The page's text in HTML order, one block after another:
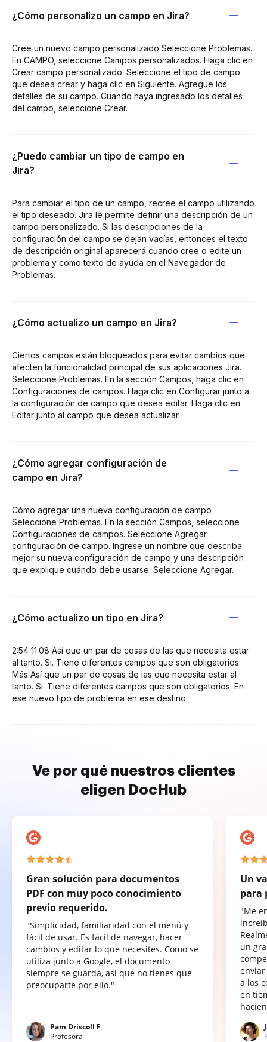
¿Cómo personalizo un campo en Jira?
Cree un nuevo campo personalizado Seleccione Problemas.
En CAMPO, seleccione Campos personalizados. Haga clic en
Crear campo personalizado. Seleccione el tipo de campo
que desea crear y haga clic en Siguiente. Agregue los
detalles de su campo. Cuando haya ingresado los detalles
del campo, seleccione Crear.
¿Puedo cambiar un tipo de campo en
Jira?
Para cambiar el tipo de un campo, recree el campo utilizando
el tipo deseado. Jira le permite definir una descripción de un
campo personalizado. Si las descripciones de la
configuración del campo se dejan vacías, entonces el texto
de descripción original aparecerá cuando cree o edite un
problema y como texto de ayuda en el Navegador de
Problemas.
¿Cómo actualizo un campo en Jira?
Ciertos campos están bloqueados para evitar cambios que
afecten la funcionalidad principal de sus aplicaciones Jira.
Seleccione Problemas. En la sección Campos, haga clic en
Configuraciones de campos. Haga clic en Configurar junto a
la configuración de campo que desea editar. Haga clic en
Editar junto al campo que desea actualizar.
¿Cómo agregar configuración de
campo en Jira?
Cómo agregar una nueva configuración de campo
Seleccione Problemas. En la sección Campos, seleccione
Configuraciones de campos. Seleccione Agregar
configuración de campo. Ingrese un nombre que describa
mejor su nueva configuración de campo y una descripción
que explique cuándo debe usarse. Seleccione Agregar.
¿Cómo actualizo un tipo en Jira?
2:54 11:08 Así que un par de cosas de las que necesita estar
al tanto. Si. Tiene diferentes campos que son obligatorios.
Más Así que un par de cosas de las que necesita estar al
tanto. Si. Tiene diferentes campos que son obligatorios. En
ese nuevo tipo de problema en ese destino.
Ve por qué nuestros clientes
eligen DocHub
Gran solución para documentos
PDF con muy poco conocimiento
previo requerido.
"Simplicidad, familiaridad con el menú y
fácil de usar. Es fácil de navegar, hacer
cambios y editar lo que necesites. Como se
utiliza junto a Google, el documento
siempre se guarda, así que no tienes que
preocuparte por ello."
Pam Driscoll F
Profesora
Un
para
"Me
un
a los
en